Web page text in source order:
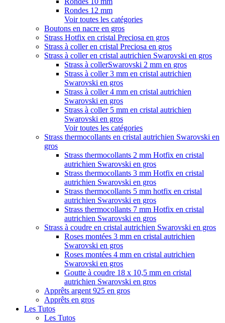
Rondes 12 mm
Voir toutes les catégories
Boutons en nacre en gros
Strass Hotfix en cristal Preciosa en gros
Strass à coller en cristal Preciosa en gros
Strass à coller en cristal autrichien Swarovski en gros
Strass à collerSwarovski 2 mm en gros
Strass à coller 3 mm en cristal autrichien
Swarovski en gros
Strass à coller 4 mm en cristal autrichien
Swarovski en gros
Strass à coller 5 mm en cristal autrichien
Swarovski en gros
Voir toutes les catégories
Strass thermocollants en cristal autrichien Swarovski en
gros
Strass thermocollants 2 mm Hotfix en cristal
autrichien Swarovski en gros
Strass thermocollants 3 mm Hotfix en cristal
autrichien Swarovski en gros
Strass thermocollants 5 mm hotfix en cristal
autrichien Swarovski en gros
Strass thermocollants 7 mm Hotfix en cristal
autrichien Swarovski en gros
Strass à coudre en cristal autrichien Swarovski en gros
Roses montées 3 mm en cristal autrichien
Swarovski en gros
Roses montées 4 mm en cristal autrichien
Swarovski en gros
Goutte à coudre 18 x 10,5 mm en cristal
autrichien Swarovski en gros
Apprêts argent 925 en gros
Apprêts en gros
Les Tutos
Les Tutos